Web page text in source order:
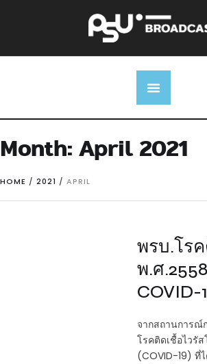
Month:April 2021
HOME / 2021 / APRIL
พรบ.โร
พ.ศ
COVID-
จากสถานการณ์
โรคติดเชื้อไวรั
(COVID-19) ที่